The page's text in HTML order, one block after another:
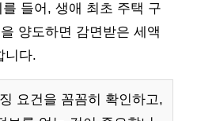
들어, 생애 최초 주택 구
양도하면 감면받은 세액
니다.
요건을 꼼꼼히 확인하고,